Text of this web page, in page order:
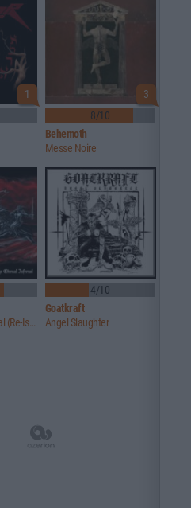
1
3
8/10
Behemoth
Messe Noire
The Eternal Infernal (Re-Issue)
4/10
Goatkraft
Angel Slaughter